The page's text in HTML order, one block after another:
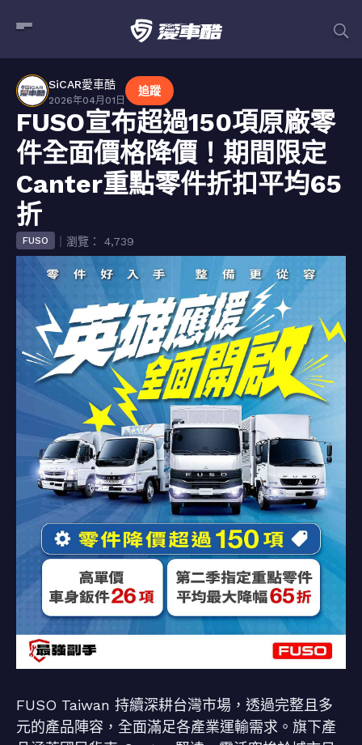
SiCAR愛車酷
2026年04月01日
追蹤
FUSO宣布超過150項原廠零
件全面價格降價！期間限定
Canter重點零件折扣平均65
折
FUSO ｜瀏覽： 4,739
FUSO Taiwan 持續深耕台灣市場，透過完整且多
元的產品陣容，全面滿足各產業運輸需求。旗下產